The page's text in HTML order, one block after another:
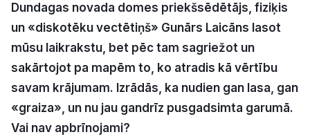
Reklāma
Politiskā reklāma
Par mums
Kontakti
Dundagas novada domes priekšsēdētājs, fiziķis
un «diskotēku vectētiņš» Gunārs Laicāns lasot
mūsu laikrakstu, bet pēc tam sagriežot un
sakārtojot pa mapēm to, ko atradis kā vērtību
savam krājumam. Izrādās, ka nudien gan lasa, gan
«graiza», un nu jau gandrīz pusgadsimta garumā.
Vai nav apbrīnojami?